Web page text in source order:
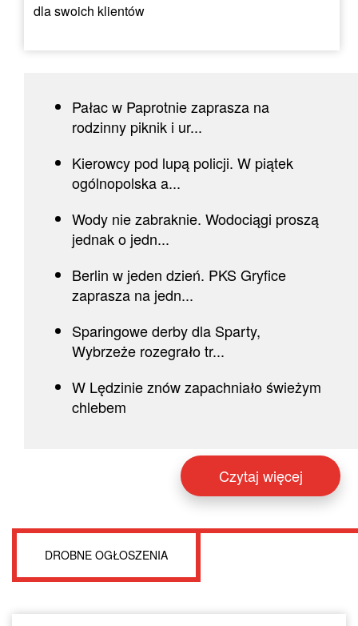
dla swoich klientów
Pałac w Paprotnie zaprasza na
rodzinny piknik i ur...
Kierowcy pod lupą policji. W piątek
ogólnopolska a...
Wody nie zabraknie. Wodociągi proszą
jednak o jedn...
Berlin w jeden dzień. PKS Gryfice
zaprasza na jedn...
Sparingowe derby dla Sparty,
Wybrzeże rozegrało tr...
W Lędzinie znów zapachniało świeżym
chlebem
Czytaj więcej
DROBNE OGŁOSZENIA